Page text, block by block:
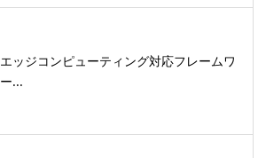
エッジコンピューティング対応フレームワ
ー...